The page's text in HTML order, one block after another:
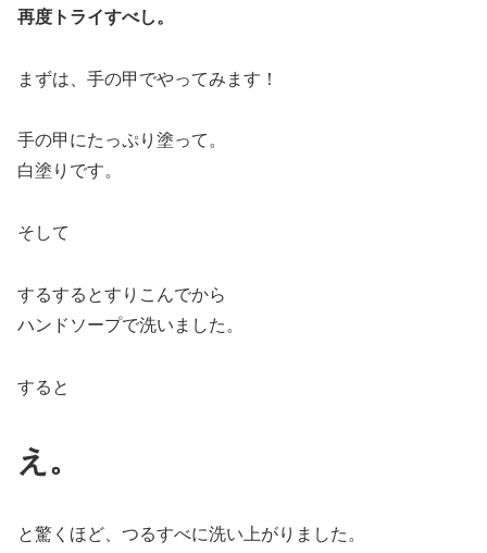
再度トライすべし。
まずは、手の甲でやってみます！
手の甲にたっぷり塗って。
白塗りです。
そして
するするとすりこんでから
ハンドソープで洗いました。
すると
え。
と驚くほど、つるすべに洗い上がりました。